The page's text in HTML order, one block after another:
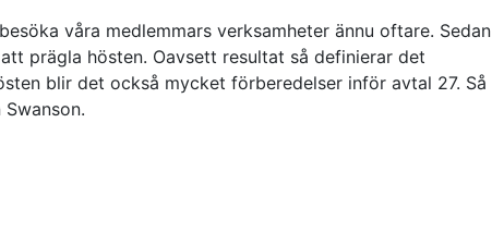
våra medlemmars verksamheter ännu oftare. Sedan
prägla hösten. Oavsett resultat så definierar det
blir det också mycket förberedelser inför avtal 27. Så